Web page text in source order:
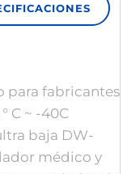
para fabricantes
C ~ -40C
baja DW-
médico y